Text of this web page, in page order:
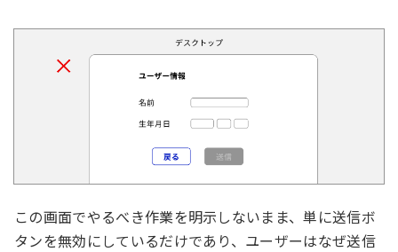
この画面でやるべき作業を明示しないまま、単に送信ボ
タンを無効にしているだけであり、ユーザーはなぜ送信